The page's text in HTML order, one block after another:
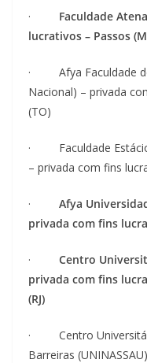
· Faculdade
lucrativos – Passos
· Afya Faculdade
Nacional) – privada
(TO)
· Faculdade Estácio
– privada com fins
· Afya
privada com fins
· Centro
privada com fins
(RJ)
· Centro
Barreiras